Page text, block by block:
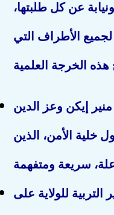
عن كل طلبتها،
الأطراف التي
إيكن وعز الدين
خلية الأمن، الذين
للولاية على